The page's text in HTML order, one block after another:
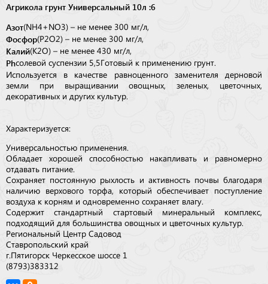
Агрикола грунт Универсальный 10л :6
Азот(NH4+NO3) – не менее 300 мг/л,
Фосфор(P2O2) – не менее 300 мг/л,
Калий(K2O) – не менее 430 мг/л,
Phсолевой суспензии 5,5 Готовый к применению грунт.
Используется в качестве равноценного заменителя дерновой
земли при выращивании овощных, зеленых, цветочных,
декоративных и других культур.
Характеризуется:
Универсальностью применения.
Обладает хорошей способностью накапливать и равномерно
отдавать питание.
Сохраняет постоянную рыхлость и активность почвы благодаря
наличию верхового торфа, который обеспечивает поступление
воздуха к корням и одновременно сохраняет влагу.
Содержит стандартный стартовый минеральный комплекс,
подходящий для большинства овощных и цветочных культур.
Региональный Центр Садовод
Ставропольский край
г.Пятигорск Черкесское шоссе 1
(8793)383312